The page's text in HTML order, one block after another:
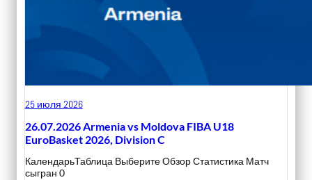
25 июля 2026
26.07.2026 Armenia vs Moldova FIBA U18
EuroBasket 2026, Division C
КалендарьТаблица Выберите Обзор Статистика Матч
сыгран 0